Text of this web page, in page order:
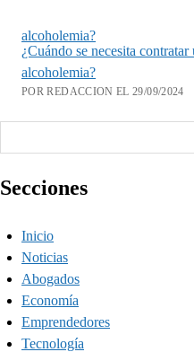
alcoholemia?
¿Cuándo se necesita
alcoholemia?
POR REDACCION EL 29/09/2024
Secciones
Inicio
Noticias
Abogados
Economía
Emprendedores
Tecnología